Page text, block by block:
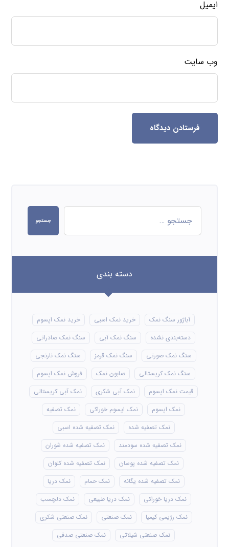
ایمیل
وب‌ سایت
فرستادن دیدگاه
جستجو
دسته بندی
آباژور سنگ نمک خرید نمک اسبی
خرید نمک اپسوم
دسته‌بندی نشده
سنگ نمک آبی
سنگ نمک صادراتی
سنگ نمک صورتی
سنگ نمک قرمز
سنگ نمک نارنجی
سنگ نمک کریستالی
صابون نمک
فروش نمک اپسوم
قیمت نمک اپسوم
نمک آبی شکری
نمک آبی کریستالی
نمک اپسوم
نمک اپسوم خوراکی
نمک تصفیه
نمک تصفیه شده
نمک تصفیه شده اسبی
نمک تصفیه شده سودمند
نمک تصفیه شده شوران
نمک تصفیه شده پوسان
نمک تصفیه شده کلوان
نمک تصفیه شده یگانه
نمک حمام
نمک دریا
نمک دریا خوراکی
نمک دریا طبیعی
نمک دلچسب
نمک رژیمی کیمیا
نمک صنعتی
نمک صنعتی شکری
نمک صنعتی شیلاتی
نمک صنعتی صدفی